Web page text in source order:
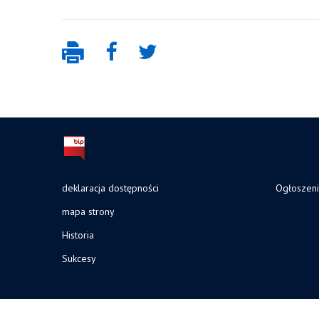
deklaracja dostępności
mapa strony
Historia
Sukcesy